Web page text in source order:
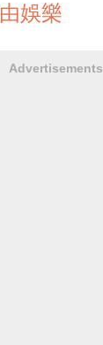
娛樂
Advertisements